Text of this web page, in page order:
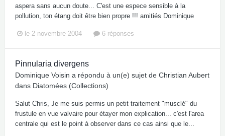
aspera sans aucun doute... C'est une espece sensible à la
pollution, ton étang doit être bien propre !!! amitiés Dominique
le 2 novembre 2004 6 réponses
Pinnularia divergens
Dominique Voisin a répondu à un(e) sujet de Christian Aubert
dans Diatomées (Collections)
Salut Chris, Je me suis permis un petit traitement "musclé" du
frustule en vue valvaire pour étayer mon explication... c'est l'area
centrale qui est le point à observer dans ce cas ainsi que le...